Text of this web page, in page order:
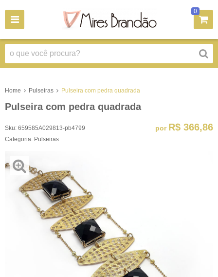
0
Home Pulseiras Pulseira com pedra quadrada
Pulseira com pedra quadrada
Sku: 659585A029813-pb4799
Categoria: Pulseiras
por R$ 366,86